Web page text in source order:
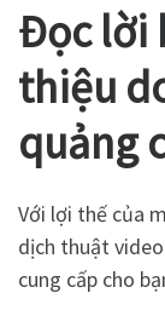
Đọc lời
thiệu
quảng
Với lợi thế của
dịch thuật
cung cấp cho